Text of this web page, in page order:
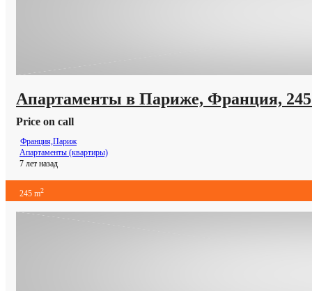
Апартаменты в Париже, Франция,
Price on call
Франция,Париж
Апартаменты (квартиры)
7 лет назад
245 m2